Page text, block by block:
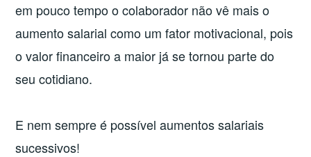
em pouco tempo o colaborador não vê mais o
aumento salarial como um fator motivacional, pois
o valor financeiro a maior já se tornou parte do
seu cotidiano.
E nem sempre é possível aumentos salariais
sucessivos!